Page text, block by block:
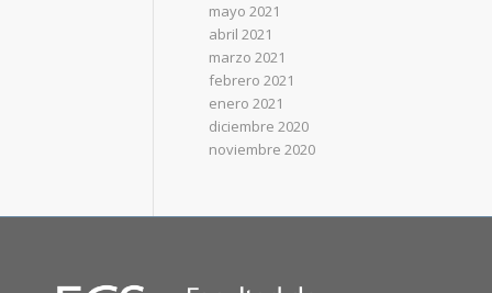
mayo 2021
abril 2021
marzo 2021
febrero 2021
enero 2021
diciembre 2020
noviembre 2020